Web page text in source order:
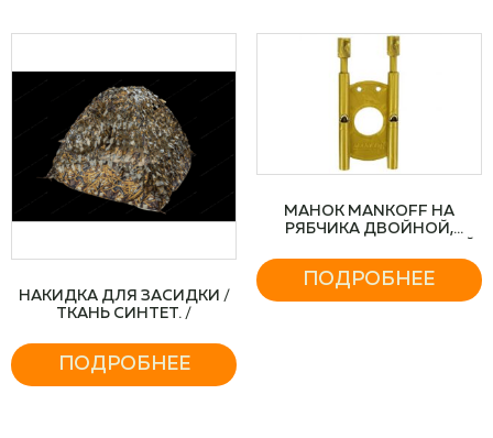
НАКИДКА ДЛЯ ЗАСИДКИ /
ТКАНЬ СИНТЕТ. /
ПОДРОБНЕЕ
МАНОК MANKOFF НА
РЯБЧИКА ДВОЙНОЙ,
ПОДРОБНЕЕ